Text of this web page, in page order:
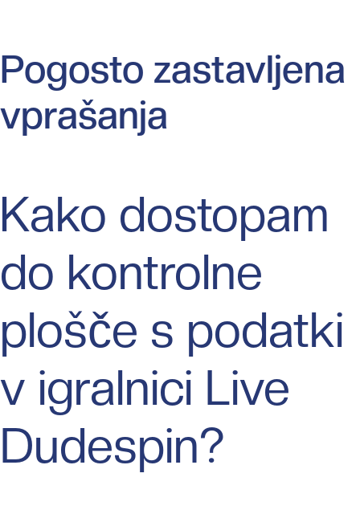
Pogosto zastavljena
vprašanja
Kako dostopam
do kontrolne
plošče s podatki
v igralnici Live
Dudespin?